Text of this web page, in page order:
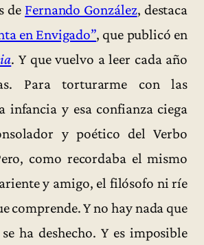
de Fernando González, destaca
en Envigado”, que publicó en
. Y que vuelvo a leer cada año
Para torturarme con las
infancia y esa confianza ciega
y poético del Verbo
como recordaba el mismo
y amigo, el filósofo ni ríe
comprende. Y no hay nada que
ha deshecho. Y es imposible